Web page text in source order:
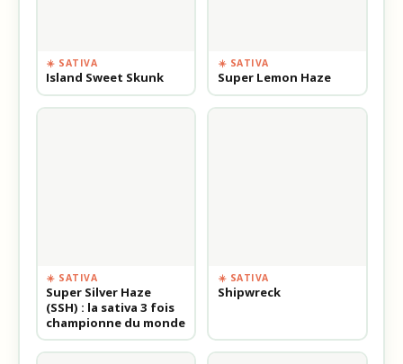
☀️ SATIVA
Island Sweet Skunk
☀️ SATIVA
Super Lemon Haze
☀️ SATIVA
Super Silver Haze
(SSH) : la sativa 3 fois
championne du monde
☀️ SATIVA
Shipwreck